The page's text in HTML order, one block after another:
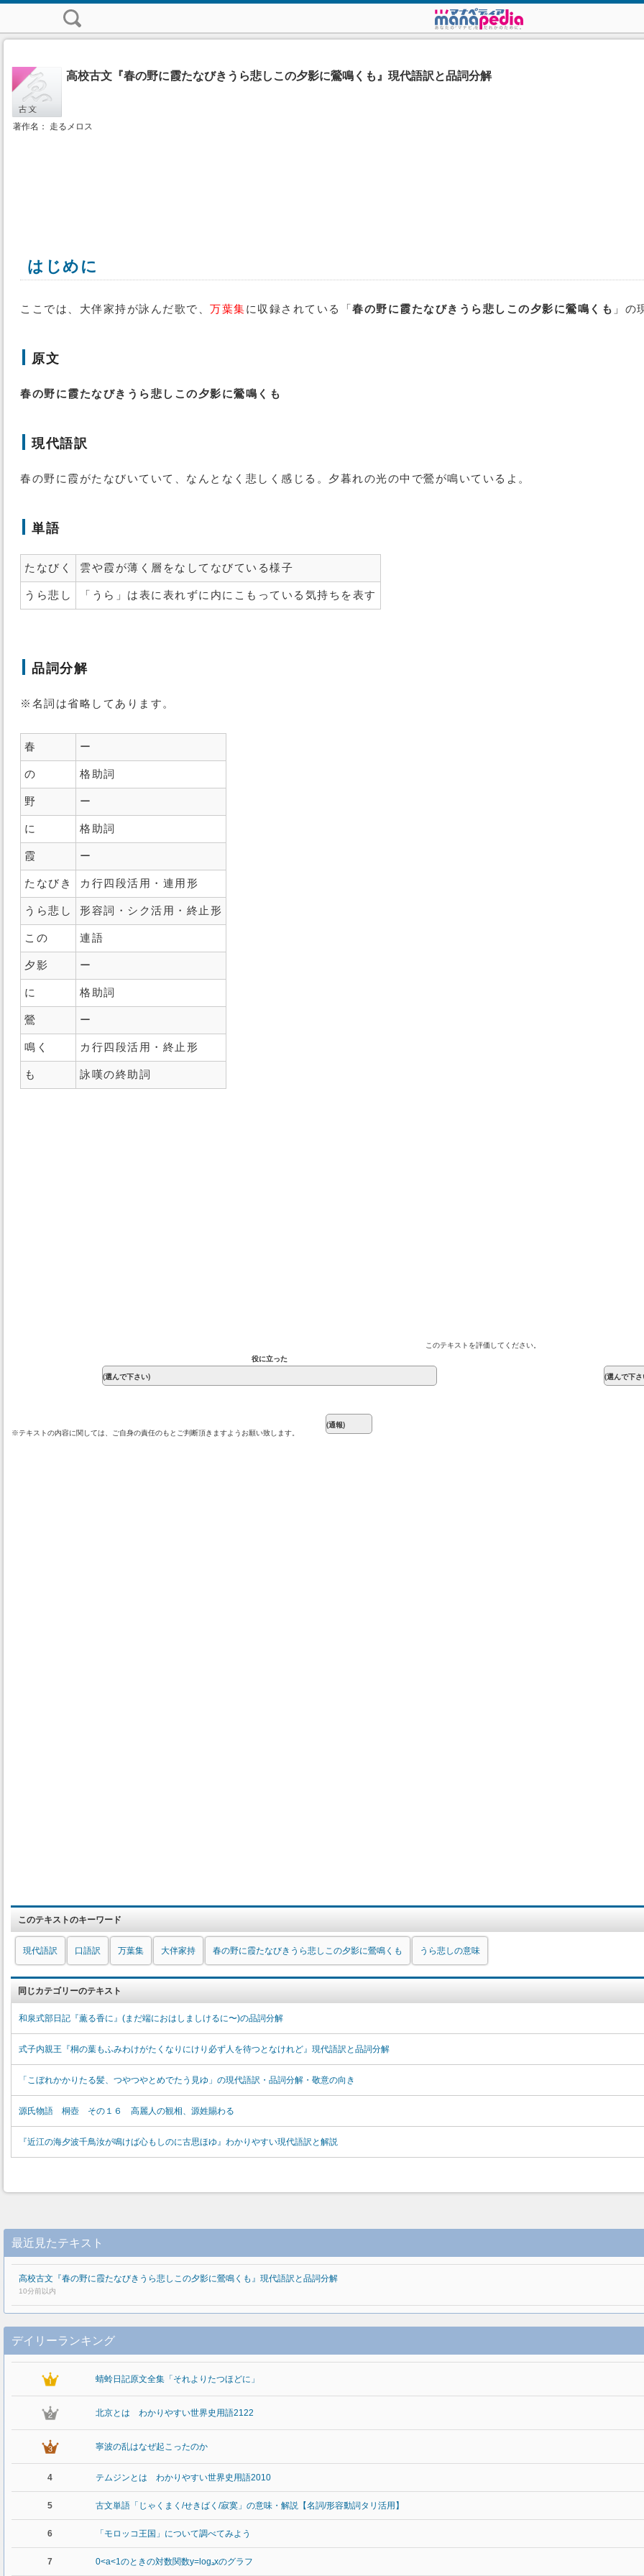
高校古文『春の野に霞たなびきうら悲しこの夕影に鶯鳴くも』現代語訳と品詞分解
著作名： 走るメロス
はじめに
ここでは、大伴家持が詠んだ歌で、 万葉集に収録されている「 春の野に霞たなびきうら悲しこの夕影に鶯鳴くも 」の
原文
春の野に霞たなびきうら悲しこの夕影に鶯鳴くも
現代語訳
春の野に霞がたなびいていて、なんとなく悲しく感じる。夕暮れの光の中で鶯が鳴いているよ。
単語
たなびく 雲や霞が薄く層をなしてなびている様子
うら悲し 「うら」は表に表れずに内にこもっている気持ちを表す
品詞分解
※名詞は省略してあります。
春 ー
の 格助詞
野 ー
に 格助詞
霞 ー
たなびき カ行四段活用・連用形
うら悲し 形容詞・シク活用・終止形
この 連語
夕影 ー
に 格助詞
鶯 ー
鳴く カ行四段活用・終止形
も 詠嘆の終助詞
このテキストを評価してください。
役に立った
※テキストの内容に関しては、ご自身の責任のもとご判断頂きますようお願い致します。
このテキストのキーワード
現代語訳 口語訳 万葉集 大伴家持 春の野に霞たなびきうら悲しこの夕影に鶯鳴くも うら悲しの意味
同じカテゴリーのテキスト
和泉式部日記『薫る香に』(まだ端におはしましけるに〜)の品詞分解
式子内親王『桐の葉もふみわけがたくなりにけり必ず人を待つとなけれど』現代語訳と品詞分解
「こぼれかかりたる髪、つやつやとめでたう見ゆ」の現代語訳・品詞分解・敬意の向き
源氏物語 桐壺 その１６ 高麗人の観相、源姓賜わる
『近江の海夕波千鳥汝が鳴けば心もしのに古思ほゆ』わかりやすい現代語訳と解説
最近見たテキスト
高校古文『春の野に霞たなびきうら悲しこの夕影に鶯鳴くも』現代語訳と品詞分解
10分前以内
デイリーランキング
蜻蛉日記原文全集「それよりたつほどに」
北京とは わかりやすい世界史用語2122
寧波の乱はなぜ起こったのか
4 テムジンとは わかりやすい世界史用語2010
5 古文単語「じゃくまく/せきばく/寂寞」の意味・解説【名詞/形容動詞タリ活用】
6 「モロッコ王国」について調べてみよう
7 0<a<1のときの対数関数y=logₐxのグラフ